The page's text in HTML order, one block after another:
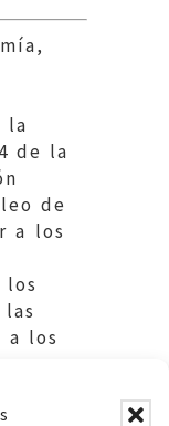
la
de la
de
a los
los
a los